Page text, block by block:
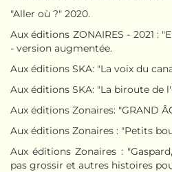
"Aller où ?" 2020.
Aux éditions ZONAIRES - 2021 :
- version augmentée.
Aux éditions SKA: "La voix du
Aux éditions SKA: "La biroute de
Aux éditions Zonaires: "GRAND
Aux éditions Zonaires : "Petits
Aux éditions Zonaires :
pas grossir et autres histoires